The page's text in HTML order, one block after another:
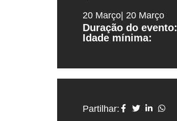
20 Março | 20 Março
Duração do evento:
Idade mínima:
Partilhar: